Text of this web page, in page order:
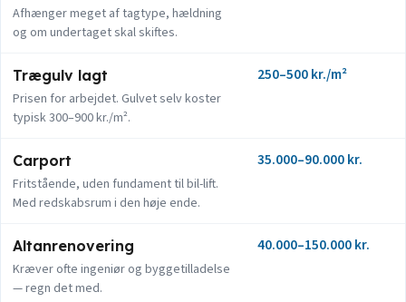
Afhænger meget af tagtype, hældning
og om undertaget skal skiftes.
Trægulv lagt
Prisen for arbejdet. Gulvet selv koster
typisk 300–900 kr./m².
250–500 kr./m²
Carport
Fritstående, uden fundament til bil-lift.
Med redskabsrum i den høje ende.
35.000–90.000 kr.
Altanrenovering
Kræver ofte ingeniør og byggetilladelse
— regn det med.
40.000–150.000 kr.